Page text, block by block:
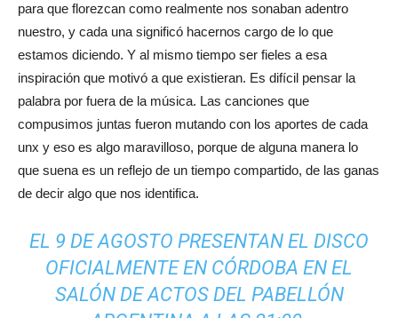
para que florezcan como realmente nos sonaban adentro
nuestro, y cada una significó hacernos cargo de lo que
estamos diciendo. Y al mismo tiempo ser fieles a esa
inspiración que motivó a que existieran. Es difícil pensar la
palabra por fuera de la música. Las canciones que
compusimos juntas fueron mutando con los aportes de cada
unx y eso es algo maravilloso, porque de alguna manera lo
que suena es un reflejo de un tiempo compartido, de las ganas
de decir algo que nos identifica.
EL 9 DE AGOSTO PRESENTAN EL DISCO
OFICIALMENTE EN CÓRDOBA EN EL
SALÓN DE ACTOS DEL PABELLÓN